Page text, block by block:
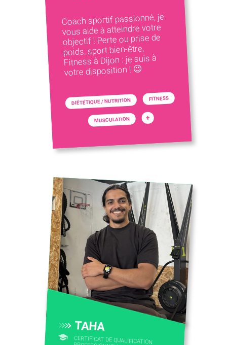
Coach sportif passionné, je
vous aide à atteindre votre
objectif ! Perte ou prise de
poids, sport bien-être,
Fitness à Dijon : je suis à
votre disposition ! 😉
DIÉTÉTIQUE / NUTRITION FITNESS
MUSCULATION +
TAHA
CERTIFICAT DE QUALIFICATION